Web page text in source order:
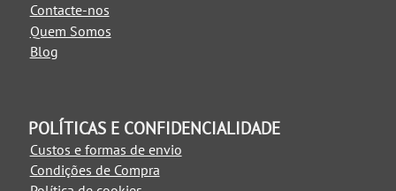
Contacte-nos
Quem Somos
Blog
POLÍTICAS E CONFIDENCIALIDADE
Custos e formas de envio
Condições de Compra